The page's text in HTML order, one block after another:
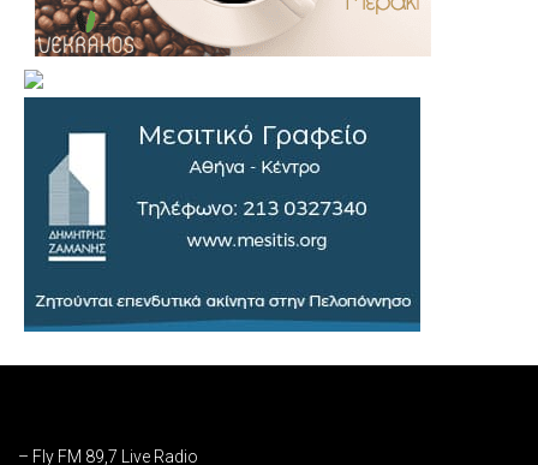
– Fly FM 89,7 Live Radio